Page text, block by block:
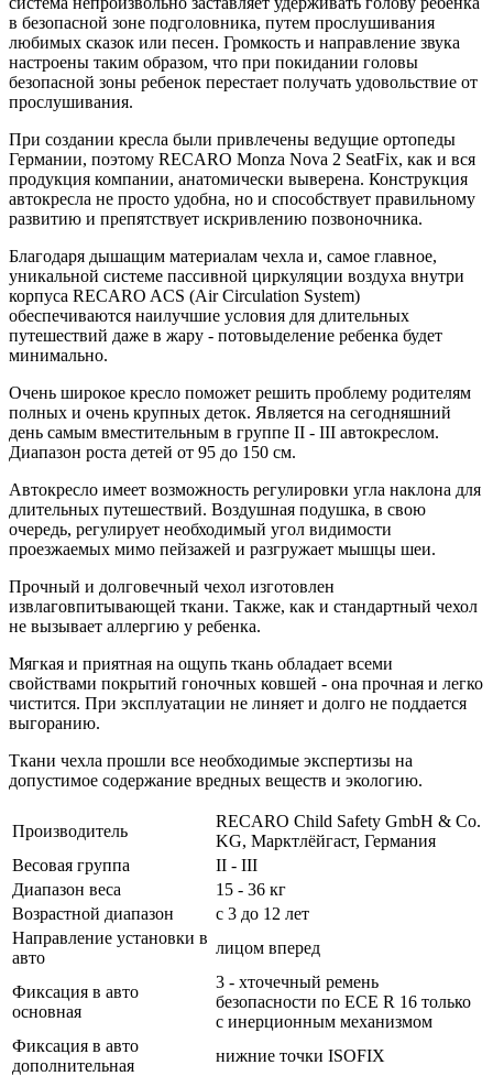
в безопасной зоне подголовника, путем прослушивания
любимых сказок или песен. Громкость и направление звука
настроены таким образом, что при покидании головы
безопасной зоны ребенок перестает получать удовольствие от
прослушивания.
При создании кресла были привлечены ведущие ортопеды
Германии, поэтому RECARO Monza Nova 2 SeatFix, как и вся
продукция компании, анатомически выверена. Конструкция
автокресла не просто удобна, но и способствует правильному
развитию и препятствует искривлению позвоночника.
Благодаря дышащим материалам чехла и, самое главное,
уникальной системе пассивной циркуляции воздуха внутри
корпуса RECARO ACS (Air Circulation System)
обеспечиваются наилучшие условия для длительных
путешествий даже в жару - потовыделение ребенка будет
минимально.
Очень широкое кресло поможет решить проблему родителям
полных и очень крупных деток. Является на сегодняшний
день самым вместительным в группе II - III автокреслом.
Диапазон роста детей от 95 до 150 см.
Автокресло имеет возможность регулировки угла наклона для
длительных путешествий. Воздушная подушка, в свою
очередь, регулирует необходимый угол видимости
проезжаемых мимо пейзажей и разгружает мышцы шеи.
Прочный и долговечный чехол изготовлен
извлаговпитывающей ткани. Также, как и стандартный чехол
не вызывает аллергию у ребенка.
Мягкая и приятная на ощупь ткань обладает всеми
свойствами покрытий гоночных ковшей - она прочная и легко
чистится. При эксплуатации не линяет и долго не поддается
выгоранию.
Ткани чехла прошли все необходимые экспертизы на
допустимое содержание вредных веществ и экологию.
Производитель
RECARO Child Safety GmbH & Co.
KG, Марктлёйгаст, Германия
Весовая группа
II - III
Диапазон веса
15 - 36 кг
Возрастной диапазон
с 3 до 12 лет
Направление установки в
авто
лицом вперед
Фиксация в авто
основная
3 - хточечный ремень
безопасности по ECE R 16 только
с инерционным механизмом
Фиксация в авто
дополнительная
нижние точки ISOFIX